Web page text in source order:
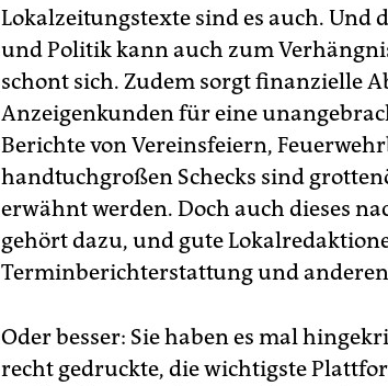
Lokalzeitungstexte sind es auch. Und
und Politik kann auch zum
schont sich. Zudem sorgt finanzielle
Anzeigenkunden für eine
Berichte von Vereinsfeiern,
handtuchgroßen Schecks sind
erwähnt werden. Doch auch dieses
gehört dazu, und gute
Terminberichterstattung und
Oder besser: Sie haben es mal
recht gedruckte, die wichtigste